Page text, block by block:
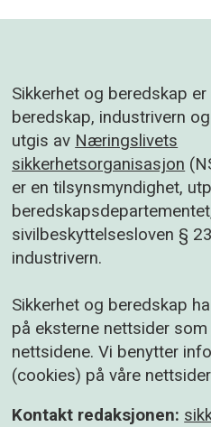
Sikkerhet og beredskap
beredskap, industrivern
utgis av Næringslivets
sikkerhetsorganisasjon
er en tilsynsmyndighet,
sivilbeskyttelsesloven §
industrivern.
Sikkerhet og beredskap
på eksterne nettsider
nettsidene. Vi benytter
(cookies) på våre
Kontakt redaksjonen: